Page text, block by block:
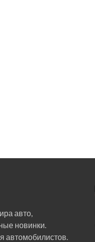
авто,
новинки.
автомобилистов.